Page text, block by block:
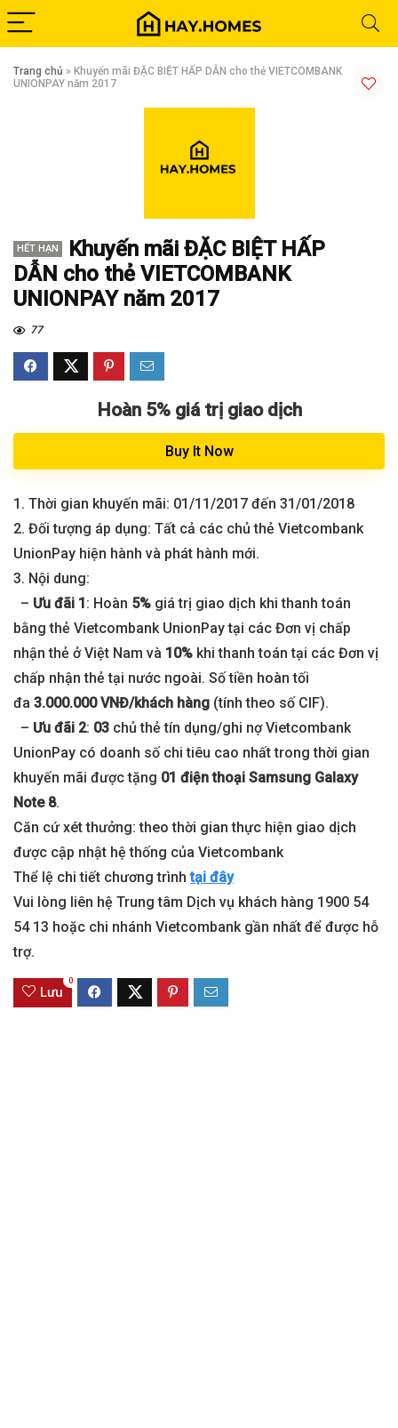
Trang chủ » Khuyến mãi ĐẶC BIỆT HẤP DẪN cho thẻ VIETCOMBANK
UNIONPAY năm 2017
HẾT HẠN
Khuyến mãi ĐẶC BIỆT HẤP
DẪN cho thẻ VIETCOMBANK
UNIONPAY năm 2017
77
Hoàn 5% giá trị giao dịch
Buy It Now
1. Thời gian khuyến mãi: 01/11/2017 đến 31/01/2018
2. Đối tượng áp dụng: Tất cả các chủ thẻ Vietcombank
UnionPay hiện hành và phát hành mới.
3. Nội dung:
– Ưu đãi 1: Hoàn 5% giá trị giao dịch khi thanh toán
bằng thẻ Vietcombank UnionPay tại các Đơn vị chấp
nhận thẻ ở Việt Nam và 10% khi thanh toán tại các Đơn vị
chấp nhận thẻ tại nước ngoài. Số tiền hoàn tối
đa 3.000.000 VNĐ/khách hàng (tính theo số CIF).
– Ưu đãi 2: 03 chủ thẻ tín dụng/ghi nợ Vietcombank
UnionPay có doanh số chi tiêu cao nhất trong thời gian
khuyến mãi được tặng 01 điện thoại Samsung Galaxy
Note 8.
Căn cứ xét thưởng: theo thời gian thực hiện giao dịch
được cập nhật hệ thống của Vietcombank
Thể lệ chi tiết chương trìnhtại đây
Vui lòng liên hệ Trung tâm Dịch vụ khách hàng 1900 54
54 13 hoặc chi nhánh Vietcombank gần nhất để được hỗ
trợ.
Lưu
0